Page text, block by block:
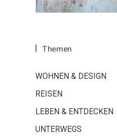
Themen
WOHNEN & DESIGN
REISEN
LEBEN & ENTDECKEN
UNTERWEGS